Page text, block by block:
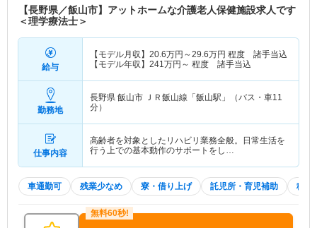
【長野県／飯山市】アットホームな介護老人保健施設求人です
＜理学療法士＞
給与
【モデル月収】 20.6万円～29.6万円 程度 諸手当込
【モデル年収】 241万円～ 程度 諸手当込
勤務地
長野県 飯山市 ＪＲ飯山線「飯山駅」（バス・車11
分）
仕事内容
高齢者を対象としたリハビリ業務全般。日常生活を
行う上での基本動作のサポートをし…
車通勤可 残業少なめ 寮・借り上げ 託児所・育児補助 積極